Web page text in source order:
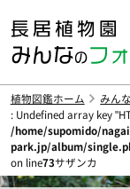
植物図鑑ホーム みん
: Undefined array key
/home/supomido/
park.jp/album/
on line73サザンカ